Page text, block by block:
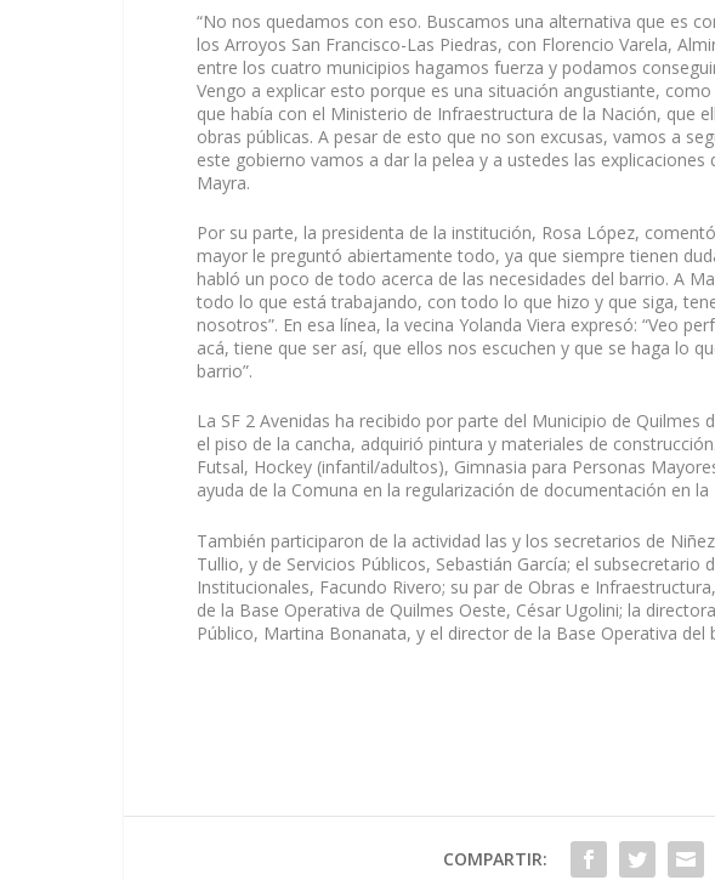
“No nos quedamos con eso. Buscamos una alternativa que es
los Arroyos San Francisco-Las Piedras, con Florencio Varela,
entre los cuatro municipios hagamos fuerza y podamos
Vengo a explicar esto porque es una situación angustiante,
que había con el Ministerio de Infraestructura de la Nación, que
obras públicas. A pesar de esto que no son excusas, vamos a
este gobierno vamos a dar la pelea y a ustedes las explicaciones
Mayra.
Por su parte, la presidenta de la institución, Rosa López,
mayor le preguntó abiertamente todo, ya que siempre tienen
habló un poco de todo acerca de las necesidades del barrio. A
todo lo que está trabajando, con todo lo que hizo y que siga,
nosotros”. En esa línea, la vecina Yolanda Viera expresó: “Veo
acá, tiene que ser así, que ellos nos escuchen y que se haga lo
barrio”.
La SF 2 Avenidas ha recibido por parte del Municipio de Quilmes
el piso de la cancha, adquirió pintura y materiales de
Futsal, Hockey (infantil/adultos), Gimnasia para Personas
ayuda de la Comuna en la regularización de documentación en la
También participaron de la actividad las y los secretarios de
Tullio, y de Servicios Públicos, Sebastián García; el subsecretario
Institucionales, Facundo Rivero; su par de Obras e
de la Base Operativa de Quilmes Oeste, César Ugolini; la
Público, Martina Bonanata, y el director de la Base Operativa del
COMPARTIR: